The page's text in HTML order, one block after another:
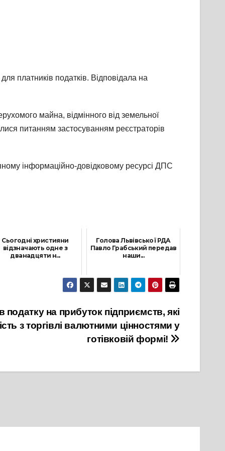
платників податків. Відповідала на
майна, відмінного від земельної
питанням застосуванням реєстраторів
інформаційно-довідковому ресурсі ДПС
Сьогодні християни
відзначають одне з
дванадцяти н...
Голова Львівської РДА
Павло Грабський передав
наши...
25 Червня, 2026
податку на прибуток підприємств, які
з торгівлі валютними цінностями у
готівковій формі!